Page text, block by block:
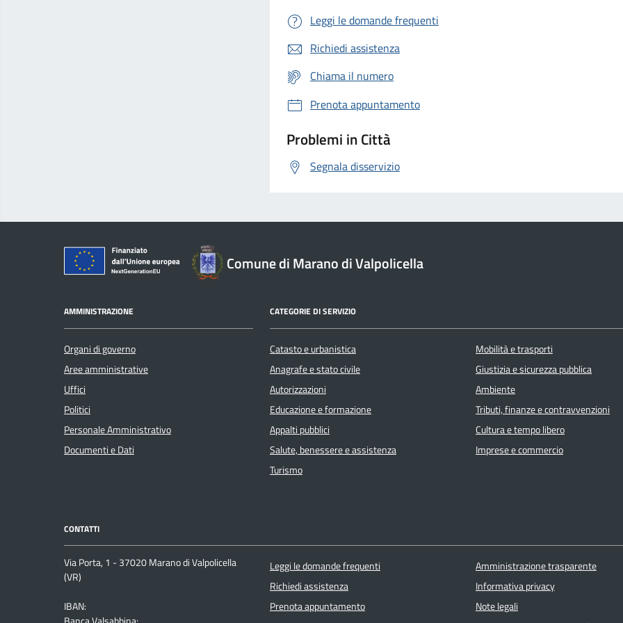
Leggi le domande frequenti
Richiedi assistenza
Chiama il numero
Prenota appuntamento
Problemi in Città
Segnala disservizio
Comune di Marano di Valpolicella
AMMINISTRAZIONE
Organi di governo
Aree amministrative
Uffici
Politici
Personale Amministrativo
Documenti e Dati
CATEGORIE DI SERVIZIO
Catasto e urbanistica
Anagrafe e stato civile
Autorizzazioni
Educazione e formazione
Appalti pubblici
Salute, benessere e assistenza
Turismo
Mobilità e trasporti
Giustizia e sicurezza pubblica
Ambiente
Tributi, finanze e contravvenzioni
Cultura e tempo libero
Imprese e commercio
CONTATTI
Via Porta, 1 - 37020 Marano di Valpolicella
(VR)
IBAN:
Leggi le domande frequenti
Richiedi assistenza
Prenota appuntamento
Amministrazione trasparente
Informativa privacy
Note legali